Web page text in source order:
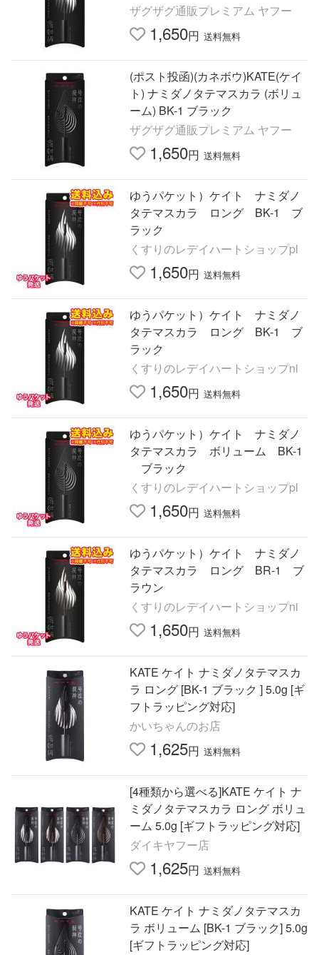
ザグザグ通販プレミアム ヤフー
1,650円 送料無料
(ポスト投函)(カネボウ)KATE(ケイ
ト) ナミダノタテマスカラ (ボリュ
ーム) BK-1 ブラック
ザグザグ通販プレミアム ヤフー
1,650円 送料無料
ゆうパケット）ケイト ナミダノ
タテマスカラ ロング BK-1 ブ
ラック
くすりのレデイハートショップpl
1,650円 送料無料
ゆうパケット）ケイト ナミダノ
タテマスカラ ロング BK-1 ブ
ラック
くすりのレデイハートショップni
1,650円 送料無料
ゆうパケット）ケイト ナミダノ
タテマスカラ ボリューム BK-1
ブラック
くすりのレデイハートショップpl
1,650円 送料無料
ゆうパケット）ケイト ナミダノ
タテマスカラ ロング BR-1 ブ
ラウン
くすりのレデイハートショップni
1,650円 送料無料
KATE ケイト ナミダノタテマスカ
ラ ロング [BK-1 ブラック ] 5.0g [ギ
フトラッピング対応]
かいちゃんのお店
1,625円 送料無料
[4種類から選べる]KATE ケイト ナ
ミダノタテマスカラ ロング ボリュ
ーム 5.0g [ギフトラッピング対応]
ダイキヤフー店
1,625円 送料無料
KATE ケイト ナミダノタテマスカ
ラ ボリューム [BK-1 ブラック] 5.0g
[ギフトラッピング対応]